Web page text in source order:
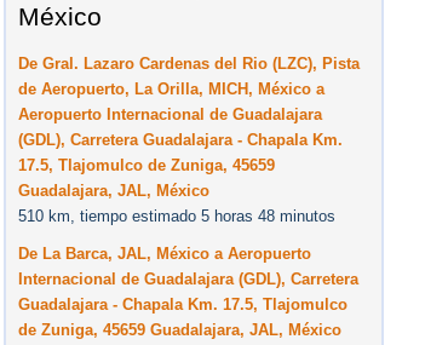
México
De Gral. Lazaro Cardenas del Rio (LZC), Pista
de Aeropuerto, La Orilla, MICH, México a
Aeropuerto Internacional de Guadalajara
(GDL), Carretera Guadalajara - Chapala Km.
17.5, Tlajomulco de Zuniga, 45659
Guadalajara, JAL, México
510 km, tiempo estimado 5 horas 48 minutos
De La Barca, JAL, México a Aeropuerto
Internacional de Guadalajara (GDL), Carretera
Guadalajara - Chapala Km. 17.5, Tlajomulco
de Zuniga, 45659 Guadalajara, JAL, México